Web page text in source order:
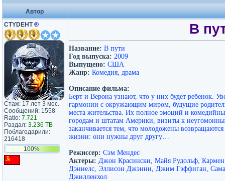
Автор
CTYDEHT®
Стаж: 17 лет 3 мес.
Сообщений: 1558
Ratio: 7.721
Раздал: 3.236 TB
Поблагодарили:
216418
100%
В
Название: В пути
Год выпуска: 2009
Выпущено: США
Жанр: Комедия, драма
Описание фильма:
Берт и Верона узнают, что у них будет ребенок.
гармонии с окружающим миром, будущие
места жительства. Их полное эмоций и
городам и штатам Америки, визиты к
заканчивается тем, что молодожены
жизни: они нужны друг другу…
Режиссер: Сэм Мендес
Актеры: Джон Красински, Майя Рудольф,
Дэниелс, Эллисон Джэнни, Джим Гэффиган,
Джилленхол